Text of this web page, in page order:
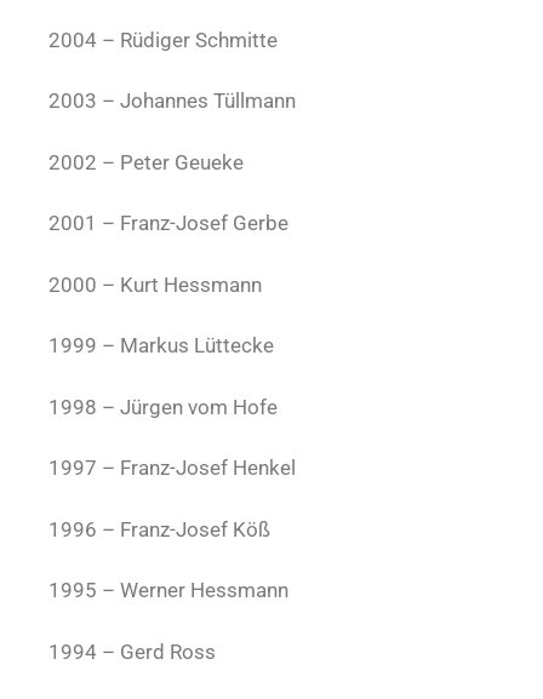
2004 – Rüdiger Schmitte
2003 – Johannes Tüllmann
2002 – Peter Geueke
2001 – Franz-Josef Gerbe
2000 – Kurt Hessmann
1999 – Markus Lüttecke
1998 – Jürgen vom Hofe
1997 – Franz-Josef Henkel
1996 – Franz-Josef Köß
1995 – Werner Hessmann
1994 – Gerd Ross